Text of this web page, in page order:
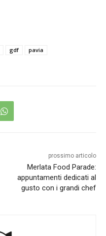
gdf
pavia
prossimo articolo
Merlata Food Parade:
appuntamenti dedicati al
gusto con i grandi chef